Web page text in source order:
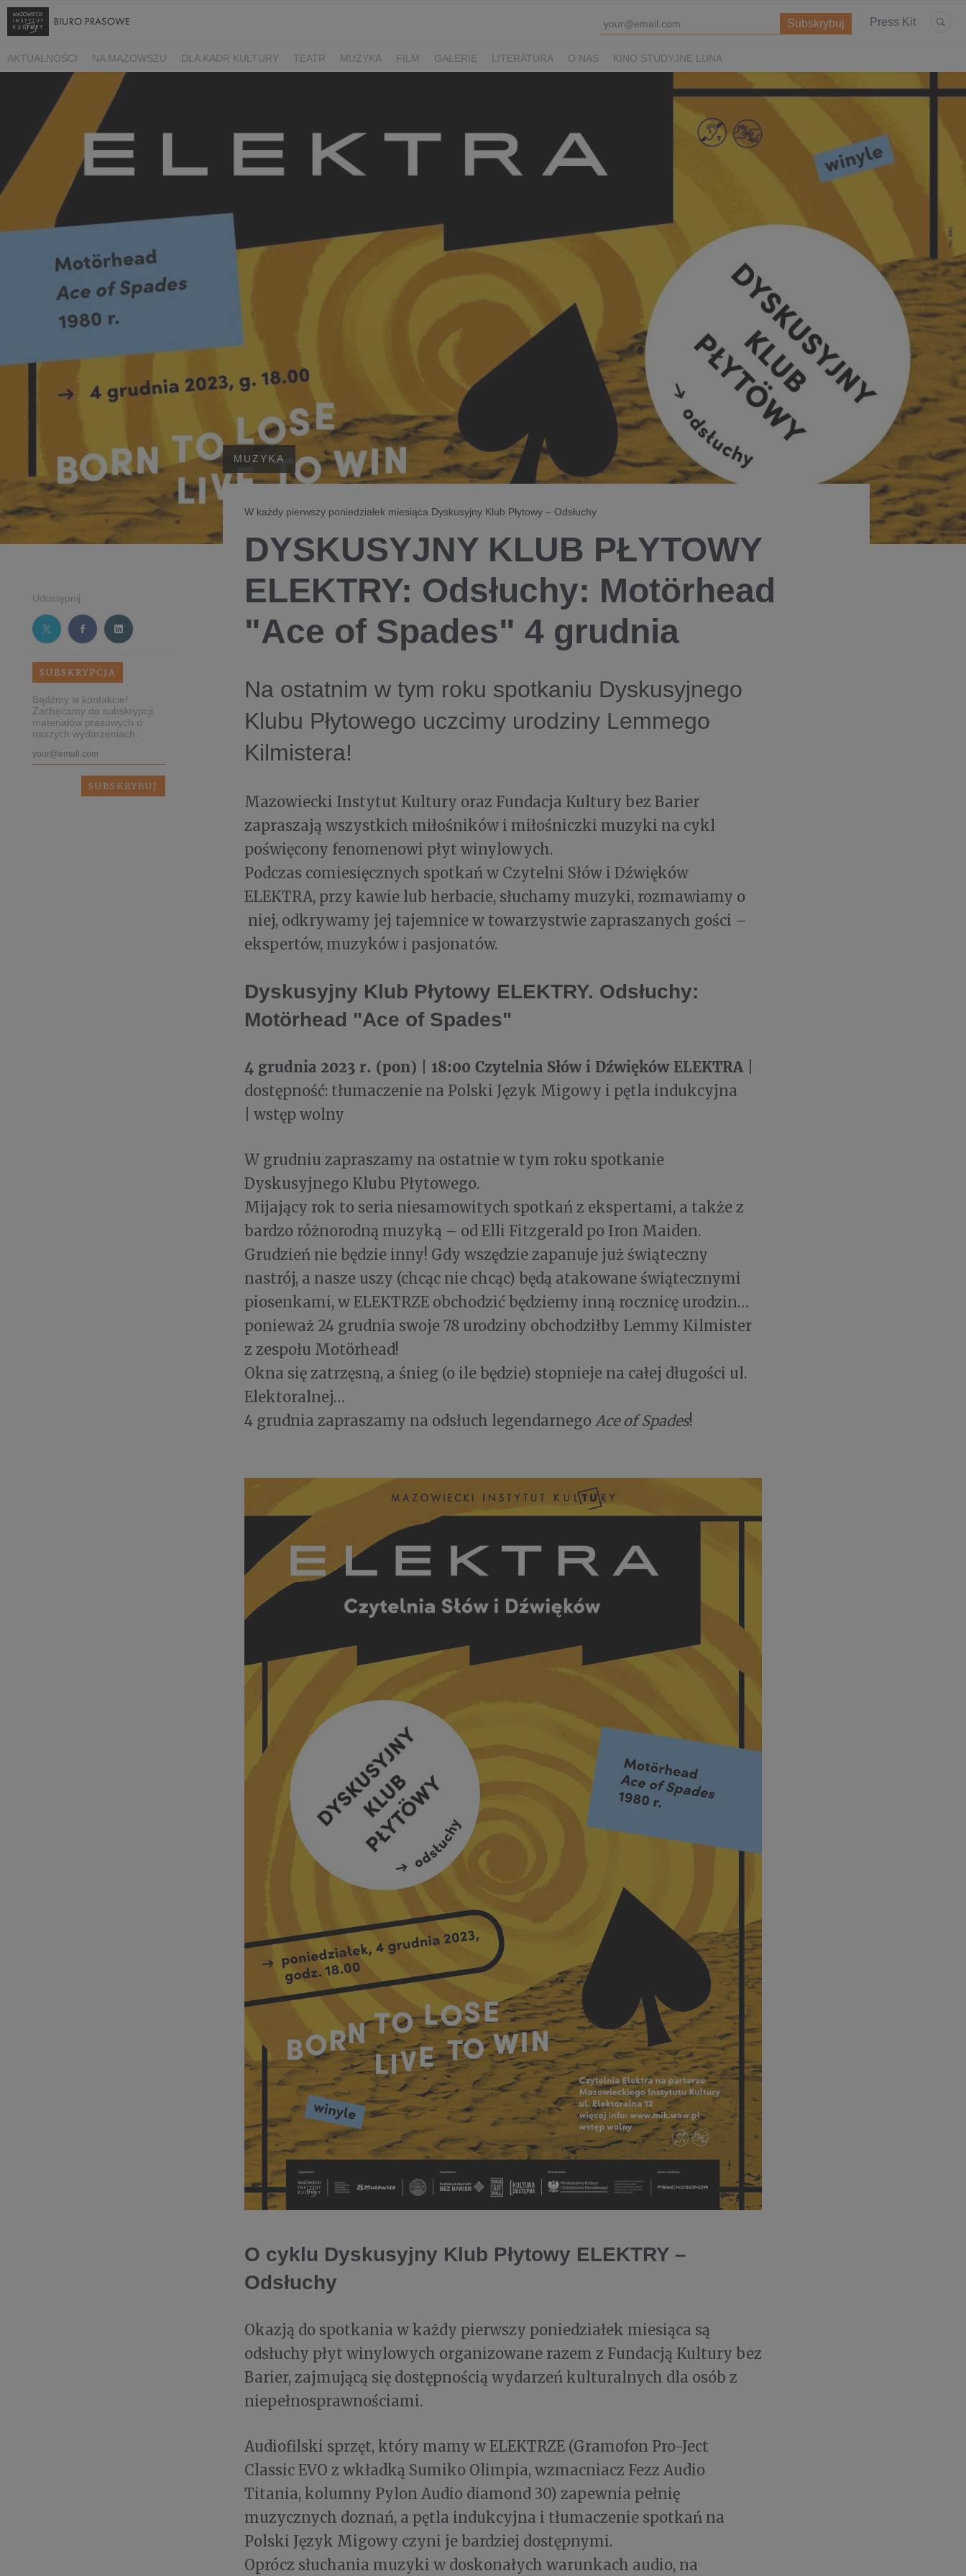
Press Kit
AKTUALNOŚCI NA MAZOWSZU DLA KADR KULTURY TEATR MUZYKA FILM GALERIE LITERATURA O NAS KINO STUDYJNE LUNA
Udostępnij
SUBSKRYPCJA
Bądźmy w kontakcie!
Zachęcamy do subskrypcji
materiałów prasowych o
naszych wydarzeniach.
MUZYKA
W każdy pierwszy poniedziałek miesiąca Dyskusyjny Klub Płytowy – ​Odsłuchy
DYSKUSYJNY KLUB PŁYTOWY
ELEKTRY: Odsłuchy: Motörhead
"Ace of Spades" 4 grudnia
Na ostatnim w tym roku spotkaniu Dyskusyjnego
Klubu Płytowego uczcimy urodziny Lemmego
Kilmistera!
Mazowiecki Instytut Kultury oraz Fundacja Kultury bez Barier
zapraszają wszystkich miłośników i miłośniczki muzyki na cykl
poświęcony fenomenowi płyt winylowych.
Podczas comiesięcznych spotkań w Czytelni Słów i Dźwięków
ELEKTRA, przy kawie lub herbacie, słuchamy muzyki, rozmawiamy o
niej, odkrywamy jej tajemnice w towarzystwie zapraszanych gości –
ekspertów, muzyków i pasjonatów.
Dyskusyjny Klub Płytowy ELEKTRY. Odsłuchy:
Motörhead "Ace of Spades"
4 grudnia 2023 r. (pon) 18:00 Czytelnia Słów i Dźwięków ELEKTRA
dostępność: tłumaczenie na Polski Język Migowy i pętla indukcyjna
| wstęp wolny
W grudniu zapraszamy na ostatnie w tym roku spotkanie
Dyskusyjnego Klubu Płytowego.
Mijający rok to seria niesamowitych spotkań z ekspertami, a także z
bardzo różnorodną muzyką – od Elli Fitzgerald po Iron Maiden.
Grudzień nie będzie inny! Gdy wszędzie zapanuje już świąteczny
nastrój, a nasze uszy (chcąc nie chcąc) będą atakowane świątecznymi
piosenkami, w ELEKTRZE obchodzić będziemy inną rocznicę urodzin…
ponieważ 24 grudnia swoje 78 urodziny obchodziłby Lemmy Kilmister
z zespołu Motörhead!
Okna się zatrzęsną, a śnieg (o ile będzie) stopnieje na całej długości ul.
Elektoralnej…
4 grudnia zapraszamy na odsłuch legendarnego Ace of Spades!
O cyklu Dyskusyjny Klub Płytowy ELEKTRY –
Odsłuchy
Okazją do spotkania w każdy pierwszy poniedziałek miesiąca są
odsłuchy płyt winylowych organizowane razem z Fundacją Kultury bez
Barier, zajmującą się dostępnością wydarzeń kulturalnych dla osób z
niepełnosprawnościami.
Audiofilski sprzęt, który mamy w ELEKTRZE (Gramofon Pro-Ject
Classic EVO z wkładką Sumiko Olimpia, wzmacniacz Fezz Audio
Titania, kolumny Pylon Audio diamond 30) zapewnia pełnię
muzycznych doznań, a pętla indukcyjna i tłumaczenie spotkań na
Polski Język Migowy czyni je bardziej dostępnymi.
Oprócz słuchania muzyki w doskonałych warunkach audio, na